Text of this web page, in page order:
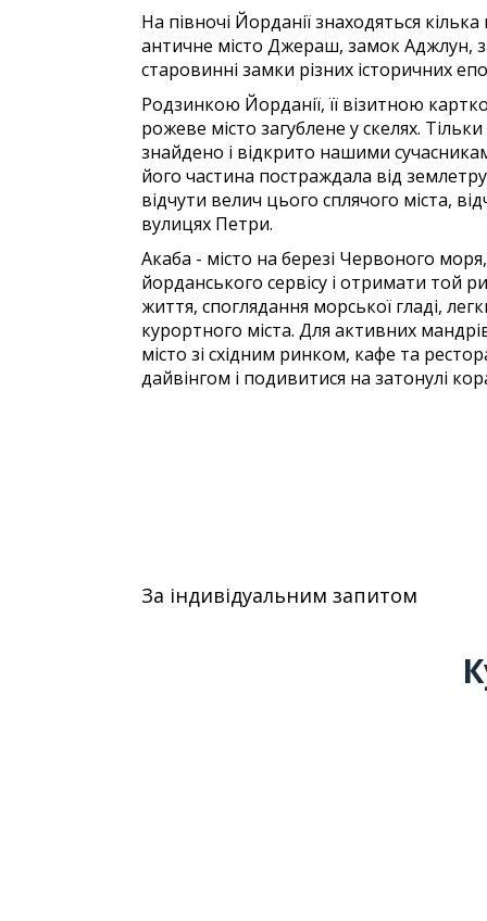
На півночі Йорданії знаходяться
античне місто Джераш, замок Аджлун,
старовинні замки різних історичних
Родзинкою Йорданії, її візитною
рожеве місто загублене у скелях.
знайдено і відкрито нашими
його частина постраждала від
відчути велич цього сплячого міста,
вулицях Петри.
Акаба - місто на березі Червоного
йорданського сервісу і отримати той
життя, споглядання морської гладі,
курортного міста. Для активних
місто зі східним ринком, кафе та
дайвінгом і подивитися на затонулі
За індивідуальним запитом